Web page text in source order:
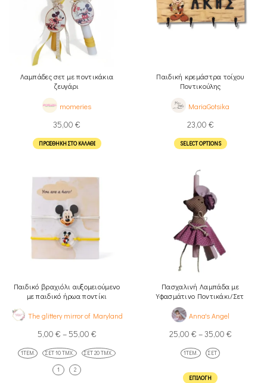
Λαμπάδες σετ με ποντικάκια
ζευγάρι
momeries
35,00 €
ΠΡΟΣΘΉΚΗ ΣΤΟ ΚΑΛΆΘΙ
Παιδική κρεμάστρα τοίχου
Ποντικούλης
MariaGotsika
23,00 €
SELECT OPTIONS
Παιδικό βραχιόλι αυξομειούμενο
με παιδικό ήρωα ποντίκι
The glittery mirror of Maryland
5,00 € –55,00 €
1ΤΕΜ. ΣΕΤ 10 ΤΜΧ. ΣΕΤ 20 ΤΜΧ.
1 2
Πασχαλινή Λαμπάδα με
Υφασμάτινο Ποντικάκι/Σετ
Anna's Angel
25,00 € –35,00 €
1ΤΕΜ. ΣΕΤ
ΕΠΙΛΟΓΉ